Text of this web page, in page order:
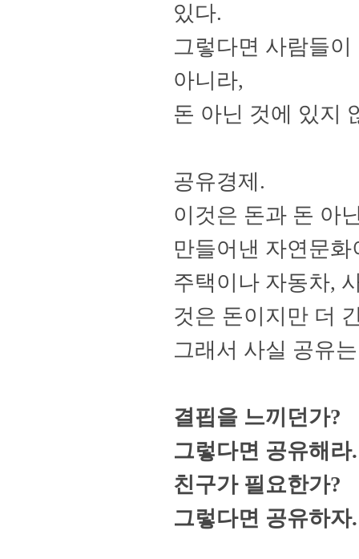
있다.
그렇다면 사람들
아니라,
돈 아닌 것에 있지
공유경제 .
이것은 돈과 돈 아
만들어낸 자연문화
주택이나 자동차,
것은 돈이지만 더
그래서 사실 공유
결핍을 느끼던가?
그렇다면 공유해라.
친구가 필요한가?
그렇다면 공유하자.